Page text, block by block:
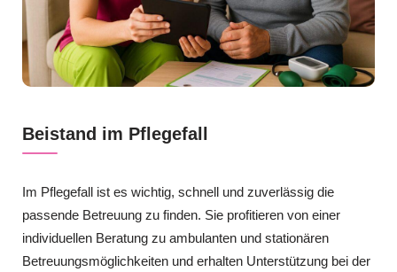
Beistand im Pflegefall
Im Pflegefall ist es wichtig, schnell und zuverlässig die
passende Betreuung zu finden. Sie profitieren von einer
individuellen Beratung zu ambulanten und stationären
Betreuungsmöglichkeiten und erhalten Unterstützung bei der